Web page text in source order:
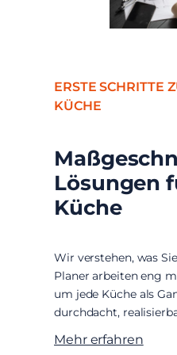
ERSTE SCHRITTE
KÜCHE
Lösungen
Küche
Wir verstehen, was
Planer arbeiten eng
um jede Küche als
durchdacht,
Mehr erfahren